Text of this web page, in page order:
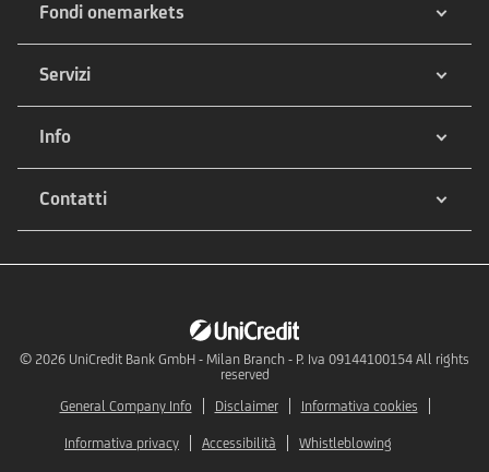
Fondi onemarkets
Servizi
Info
Contatti
© 2026 UniCredit Bank GmbH - Milan Branch - P. Iva 09144100154 All rights
reserved
General Company Info
Disclaimer Informativa cookies
Informativa privacy Accessibilità Whistleblowing